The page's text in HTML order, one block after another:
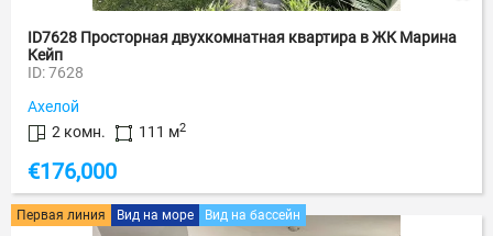
ID7628 Просторная двухкомнатная квартира в ЖК Марина
Кейп
ID: 7628
Ахелой
2 комн.
111 м2
€176,000
Первая линия Вид на море Вид на бассейн